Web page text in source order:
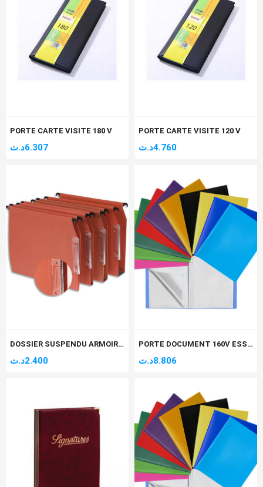
PORTE CARTE VISITE 180 V
6.307د.ت
PORTE CARTE VISITE 120 V
4.760د.ت
DOSSIER SUSPENDU ARMOIRE 220GR ORANGE BERTESI
2.400د.ت
PORTE DOCUMENT 160V ESSENTIAL
8.806د.ت